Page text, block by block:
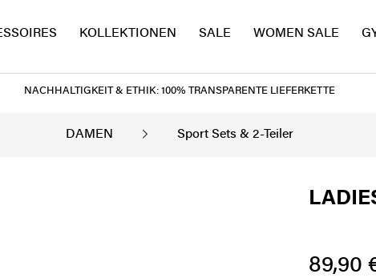
NACHHALTIGKEIT & ETHIK: 100% TRANSPARENTE LIEFERKETTE
KOLLEKTIONEN SALE WOMEN SALE
DAMEN Sport Sets & 2-Teiler
89,90